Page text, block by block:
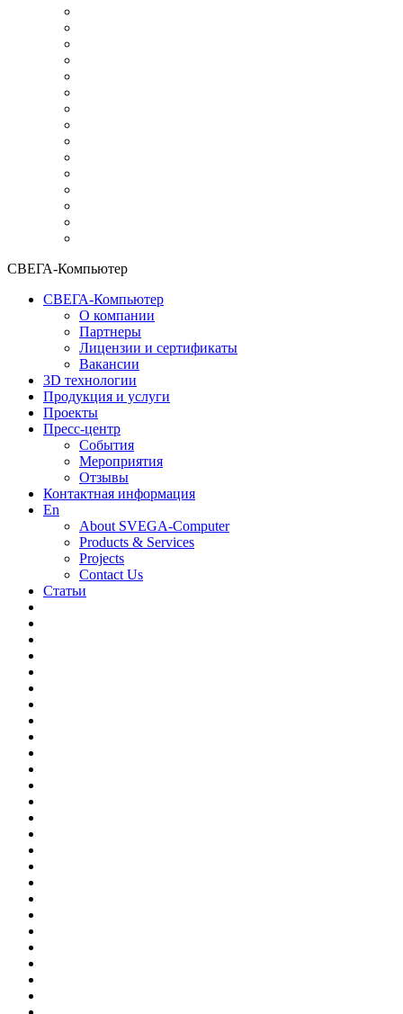
СВЕГА-Компьютер
СВЕГА-Компьютер
О компании
Партнеры
Лицензии и сертификаты
Вакансии
3D технологии
Продукция и услуги
Проекты
Пресс-центр
События
Мероприятия
Отзывы
Контактная информация
En
About SVEGA-Computer
Products & Services
Projects
Contact Us
Статьи